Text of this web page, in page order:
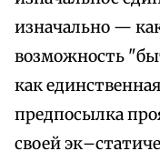
изначально —
возможность
как
предпосылка
своей